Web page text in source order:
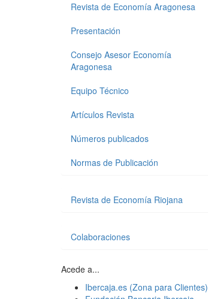
Revista de Economía Aragonesa
Presentación
Consejo Asesor Economía
Aragonesa
Equipo Técnico
Artículos Revista
Números publicados
Normas de Publicación
Revista de Economía Riojana
Colaboraciones
Acede a...
Ibercaja.es (Zona para Clientes)